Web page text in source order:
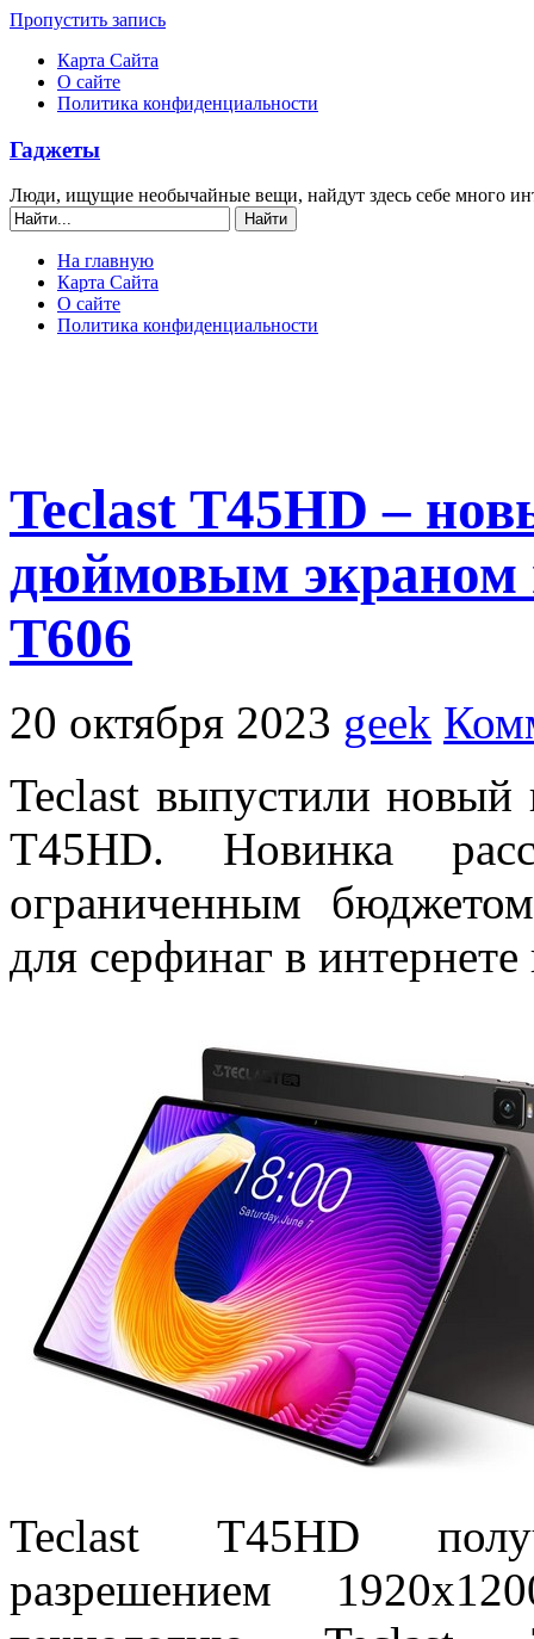
Пропустить запись
Карта Сайта
О сайте
Политика конфиденциальности
Гаджеты
Люди, ищущие необычайные вещи, найдут здесь себе много
На главную
Карта Сайта
О сайте
Политика конфиденциальности
Teclast T45HD –
дюймовым экраном
T606
20 октября 2023 geek
Teclast выпустили
T45HD. Новинка
ограниченным
для серфинаг в
Teclast T45HD
разрешением